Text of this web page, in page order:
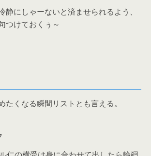
静にしゃーないと済ませられるよう、
つけておくぅ～
たくなる瞬間リストとも言える。